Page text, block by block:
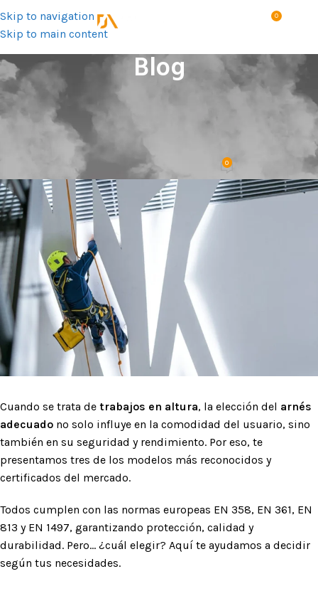
Skip to navigation
Skip to main content
MENÚ 0
Blog
¿Qué arnés elegir para trabajos en
altura certificados?
Activado 10.10.2025 0
Cuando se trata de trabajos en altura, la elección del arnés
adecuado no solo influye en la comodidad del usuario, sino
también en su seguridad y rendimiento. Por eso, te
presentamos tres de los modelos más reconocidos y
certificados del mercado.
Todos cumplen con las normas europeas EN 358, EN 361, EN
813 y EN 1497, garantizando protección, calidad y
durabilidad. Pero… ¿cuál elegir? Aquí te ayudamos a decidir
según tus necesidades.